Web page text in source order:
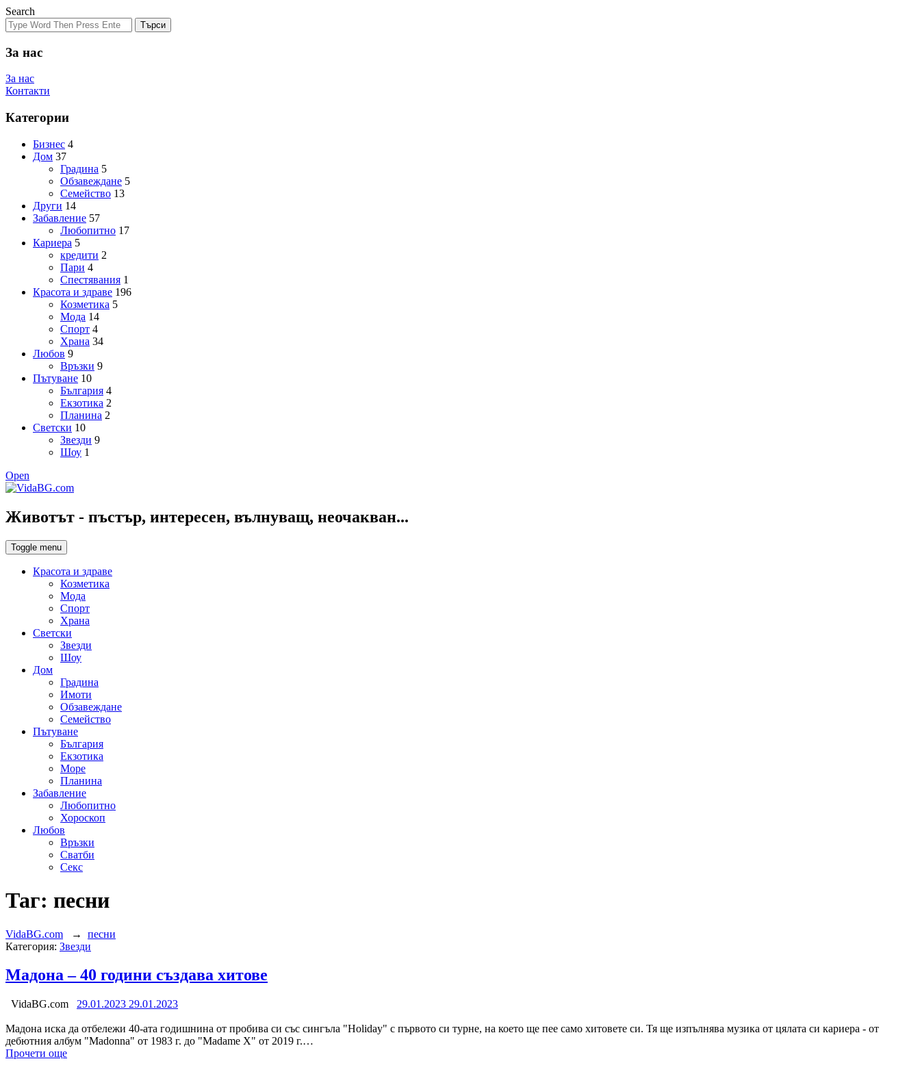
Search
Търси
За нас
За нас
Контакти
Категории
Бизнес 4
Дом 37
Градина 5
Обзавеждане 5
Семейство 13
Други 14
Забавление 57
Любопитно 17
Кариера 5
кредити 2
Пари 4
Спестявания 1
Красота и здраве 196
Козметика 5
Мода 14
Спорт 4
Храна 34
Любов 9
Връзки 9
Пътуване 10
България 4
Екзотика 2
Планина 2
Светски 10
Звезди 9
Шоу 1
Open
Животът - пъстър, интересен, вълнуващ, неочакван...
Toggle menu
Красота и здраве
Козметика
Мода
Спорт
Храна
Светски
Звезди
Шоу
Дом
Градина
Имоти
Обзавеждане
Семейство
Пътуване
България
Екзотика
Море
Планина
Забавление
Любопитно
Хороскоп
Любов
Връзки
Сватби
Секс
Таг: песни
VidaBG.com → песни
Категория: Звезди
Мадона – 40 години създава хитове
VidaBG.com 29.01.2023 29.01.2023
Мадона иска да отбележи 40-ата годишнина от пробива си със сингъла "Holiday" с първото си турне, на което ще пее само хитовете си. Тя ще изпълнява музика от цялата си кариера - от
дебютния албум "Madonna" от 1983 г. до "Madame X" от 2019 г.…
Прочети още